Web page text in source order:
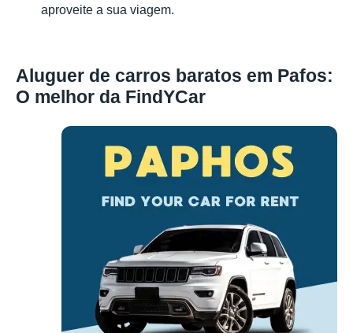
aproveite a sua viagem.
Aluguer de carros baratos em Pafos:
O melhor da FindYCar